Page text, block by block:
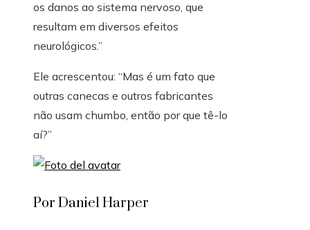
os danos ao sistema nervoso, que
resultam em diversos efeitos
neurológicos.”
Ele acrescentou: “Mas é um fato que
outras canecas e outros fabricantes
não usam chumbo, então por que tê-lo
aí?”
Por Daniel Harper